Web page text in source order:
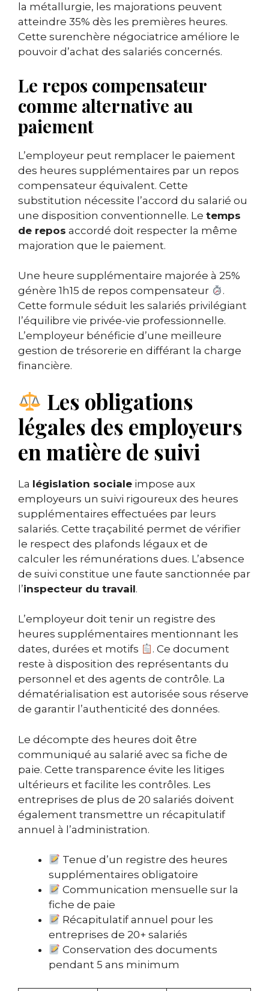
la métallurgie, les majorations peuvent
atteindre 35% dès les premières heures.
Cette surenchère négociatrice améliore le
pouvoir d’achat des salariés concernés.
Le repos compensateur
comme alternative au
paiement
L’employeur peut remplacer le paiement
des heures supplémentaires par un repos
compensateur équivalent. Cette
substitution nécessite l’accord du salarié ou
une disposition conventionnelle. Le temps
de repos accordé doit respecter la même
majoration que le paiement.
Une heure supplémentaire majorée à 25%
génère 1h15 de repos compensateur
.
Cette formule séduit les salariés privilégiant
l’équilibre vie privée-vie professionnelle.
L’employeur bénéficie d’une meilleure
gestion de trésorerie en différant la charge
financière.
Les obligations
légales des employeurs
en matière de suivi
La législation sociale impose aux
employeurs un suivi rigoureux des heures
supplémentaires effectuées par leurs
salariés. Cette traçabilité permet de vérifier
le respect des plafonds légaux et de
calculer les rémunérations dues. L’absence
de suivi constitue une faute sanctionnée par
l’inspecteur du travail.
L’employeur doit tenir un registre des
heures supplémentaires mentionnant les
dates, durées et motifs
. Ce document
reste à disposition des représentants du
personnel et des agents de contrôle. La
dématérialisation est autorisée sous réserve
de garantir l’authenticité des données.
Le décompte des heures doit être
communiqué au salarié avec sa fiche de
paie. Cette transparence évite les litiges
ultérieurs et facilite les contrôles. Les
entreprises de plus de 20 salariés doivent
également transmettre un récapitulatif
annuel à l’administration.
Tenue d’un registre des heures
supplémentaires obligatoire
Communication mensuelle sur la
fiche de paie
Récapitulatif annuel pour les
entreprises de 20+ salariés
Conservation des documents
pendant 5 ans minimum